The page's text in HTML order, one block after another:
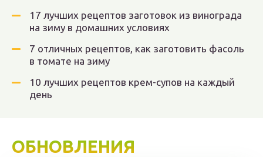
17 лучших рецептов заготовок из винограда
на зиму в домашних условиях
7 отличных рецептов, как заготовить фасоль
в томате на зиму
10 лучших рецептов крем-супов на каждый
день
ОБНОВЛЕНИЯ